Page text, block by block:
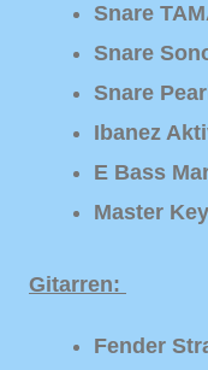
Snare
Snare
Snare Pearl
Ibanez
E Bass
Master
Gitarren:
Fender